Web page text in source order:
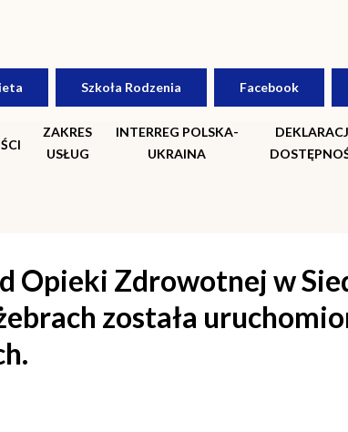
Szkoła Rodzenia Facebook
ZAKRES
USŁUG
INTERREG POLSKA-
UKRAINA
Opieki Zdrowotnej w
została